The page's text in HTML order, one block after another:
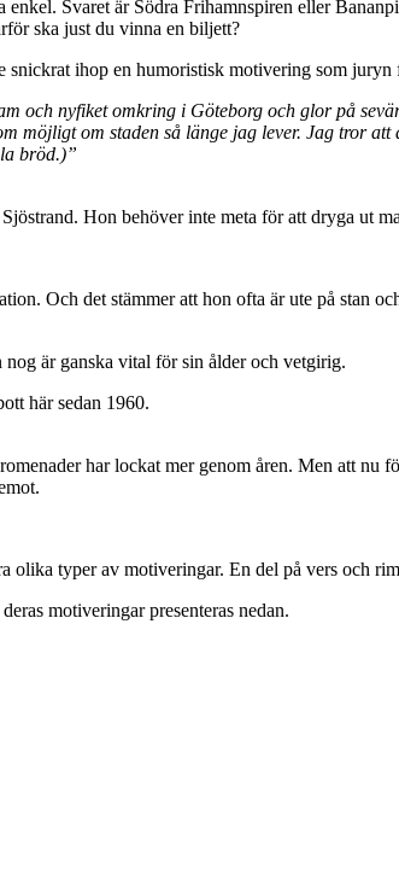
enkel. Svaret är Södra Frihamnspiren eller
ska just du vinna en biljett?
snickrat ihop en humoristisk motivering som
och nyfiket omkring i Göteborg och glor på
möjligt om staden så länge jag lever. Jag tror
bröd.)”
Hon behöver inte meta för att dryga ut
Och det stämmer att hon ofta är ute på stan
är ganska vital för sin ålder och vetgirig.
här sedan 1960.
har lockat mer genom åren. Men att nu
typer av motiveringar. En del på vers och
motiveringar presenteras nedan.